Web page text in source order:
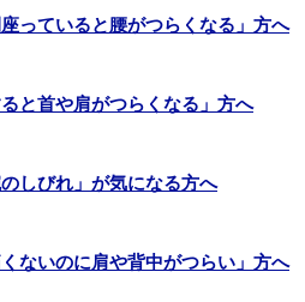
っていると腰がつらくなる」方へ
と首や肩がつらくなる」方へ
しびれ」が気になる方へ
ないのに肩や背中がつらい」方へ